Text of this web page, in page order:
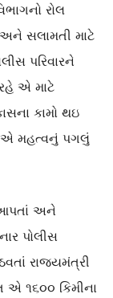
રોલ
અને સલામતી માટે
પરિવારને
એ માટે
કામો થઇ
એ મહત્વનું પગલું
આપતાં અને
પોલીસ
રાજ્યમંત્રી
૧૬૦૦ કિમીના